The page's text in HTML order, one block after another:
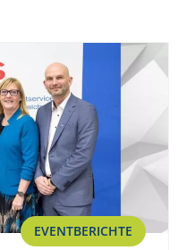
EVENTBERICHTE